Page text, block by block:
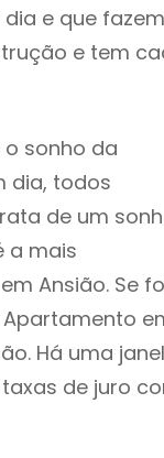
e que fazem
e tem
sonho da
dia, todos
de um
a mais
Ansião. Se
Há uma
de juro